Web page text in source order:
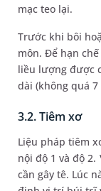
mạc teo lại.
Trước khi bôi
môn. Để hạn
liều lượng được
dài (không quá 7
3.2. Tiêm xơ
Liệu pháp tiêm
nội độ 1 và độ
cần gây tê. Lúc